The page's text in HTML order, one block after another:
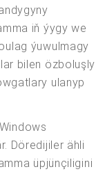
iň ýygy we
ýuwulmagy
bilen özboluşly
ulanyp
Döredijiler ähli
üpjünçiligini